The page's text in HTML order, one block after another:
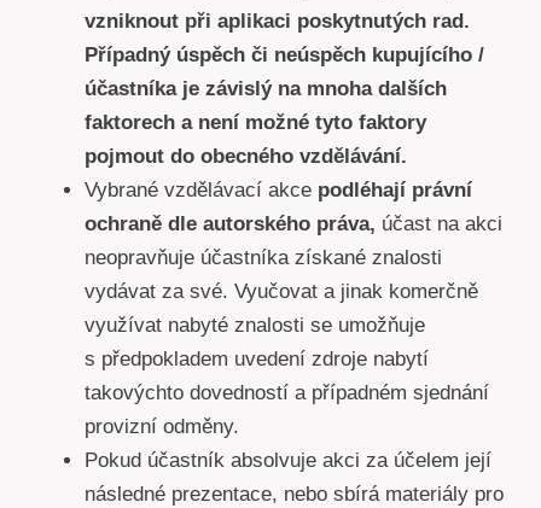
vzniknout při aplikaci poskytnutých rad.
Případný úspěch či neúspěch kupujícího /
účastníka je závislý na mnoha dalších
faktorech a není možné tyto faktory
pojmout do obecného vzdělávání.
Vybrané vzdělávací akce podléhají právní
ochraně dle autorského práva, účast na akci
neopravňuje účastníka získané znalosti
vydávat za své. Vyučovat a jinak komerčně
využívat nabyté znalosti se umožňuje
s předpokladem uvedení zdroje nabytí
takovýchto dovedností a případném sjednání
provizní odměny.
Pokud účastník absolvuje akci za účelem její
následné prezentace, nebo sbírá materiály pro